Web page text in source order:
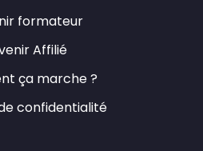
formateur
Affilié
ça marche ?
confidentialité